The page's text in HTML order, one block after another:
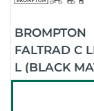
BROMPTON
FALTRAD C
L (BLACK